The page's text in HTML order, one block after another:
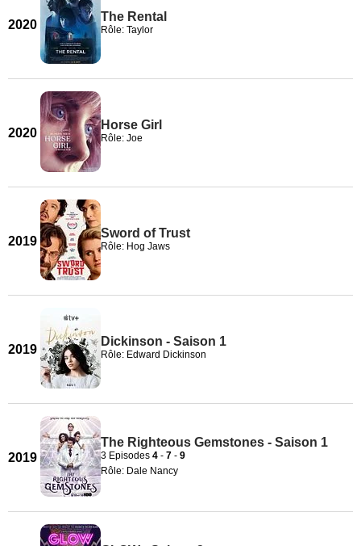
2020
The Rental
Rôle: Taylor
2020
Horse Girl
Rôle: Joe
2019
Sword of Trust
Rôle: Hog Jaws
2019
Dickinson - Saison 1
Rôle: Edward Dickinson
2019
The Righteous Gemstones - Saison 1
3 Episodes 4 - 7 - 9
Rôle: Dale Nancy